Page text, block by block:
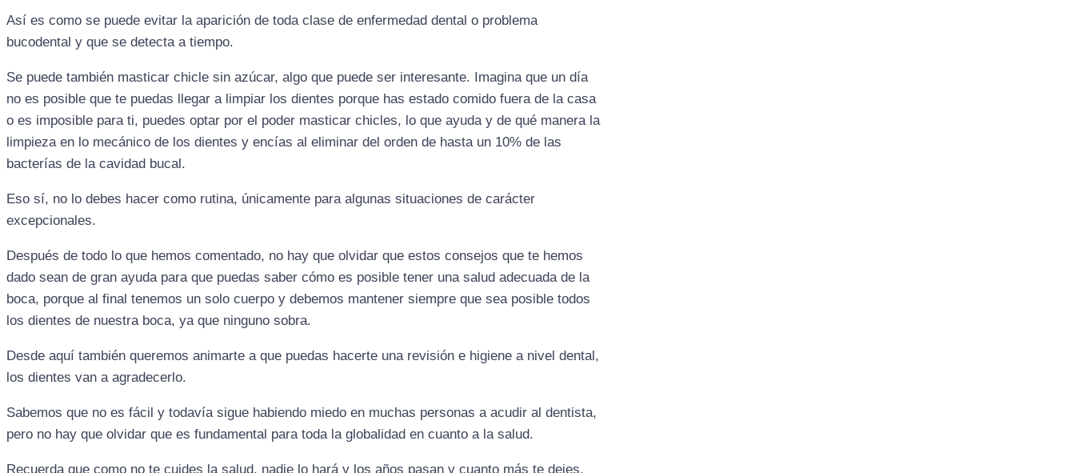
Así es como se puede evitar la aparición de toda clase de enfermedad dental o problema
bucodental y que se detecta a tiempo.
Se puede también masticar chicle sin azúcar, algo que puede ser interesante. Imagina que un día
no es posible que te puedas llegar a limpiar los dientes porque has estado comido fuera de la casa
o es imposible para ti, puedes optar por el poder masticar chicles, lo que ayuda y de qué manera la
limpieza en lo mecánico de los dientes y encías al eliminar del orden de hasta un 10% de las
bacterías de la cavidad bucal.
Eso sí, no lo debes hacer como rutina, únicamente para algunas situaciones de carácter
excepcionales.
Después de todo lo que hemos comentado, no hay que olvidar que estos consejos que te hemos
dado sean de gran ayuda para que puedas saber cómo es posible tener una salud adecuada de la
boca, porque al final tenemos un solo cuerpo y debemos mantener siempre que sea posible todos
los dientes de nuestra boca, ya que ninguno sobra.
Desde aquí también queremos animarte a que puedas hacerte una revisión e higiene a nivel dental,
los dientes van a agradecerlo.
Sabemos que no es fácil y todavía sigue habiendo miedo en muchas personas a acudir al dentista,
pero no hay que olvidar que es fundamental para toda la globalidad en cuanto a la salud.
Recuerda que como no te cuides la salud, nadie lo hará y los años pasan y cuanto más te dejes,